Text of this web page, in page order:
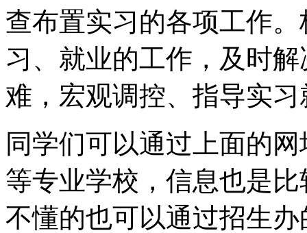
查布置实习的各项工作
习、就业的工作，及时
难，宏观调控、指导实
同学们可以通过上面的
等专业学校，信息也是
不懂的也可以通过招生